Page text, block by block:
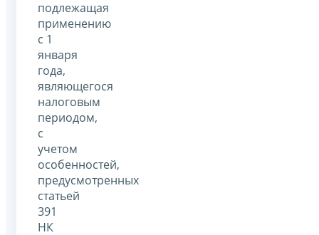
подлежащая
применению
с 1
января
года,
являющегося
налоговым
периодом,
с
учетом
особенностей,
предусмотренных
статьей
391
НК